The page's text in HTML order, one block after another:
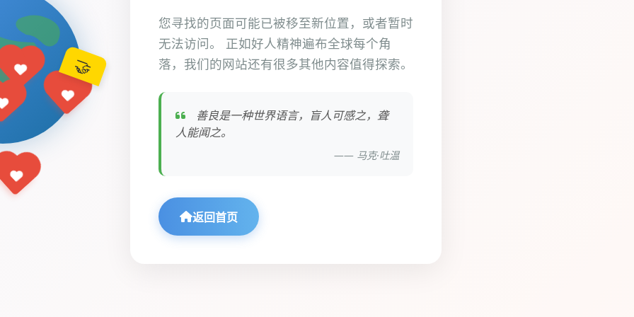
🤝
您寻找的页面可能已被移至新位置，或者暂时
无法访问。 正如好人精神遍布全球每个角
落，我们的网站还有很多其他内容值得探索。
善良是一种世界语言，盲人可感之，聋
人能闻之。
—— 马克·吐温
返回首页